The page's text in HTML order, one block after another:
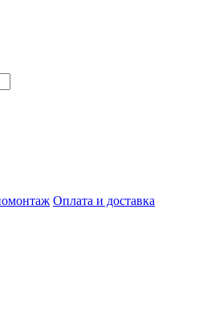
Оплата и доставка